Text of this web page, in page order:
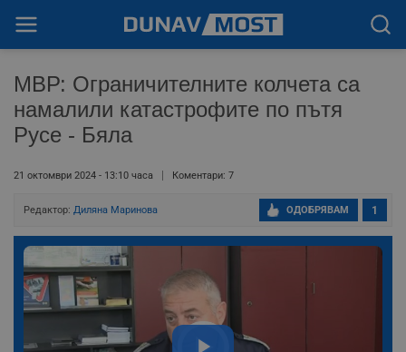
МВР: Ограничителните колчета са
намалили катастрофите по пътя
Русе - Бяла
21 октомври 2024 - 13:10 часа Коментари: 7
Редактор: Диляна Маринова 1
ОДОБРЯВАМ